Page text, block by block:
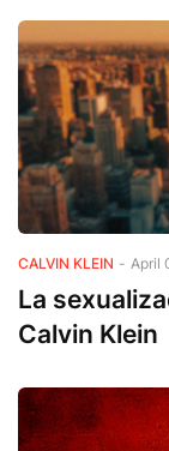
CALVIN KLEIN - April
La
Calvin Klein